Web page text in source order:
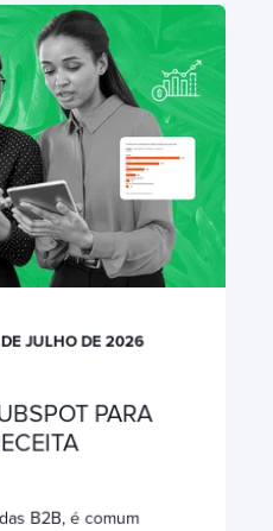
JULHO DE 2026
PARA
B2B, é comum